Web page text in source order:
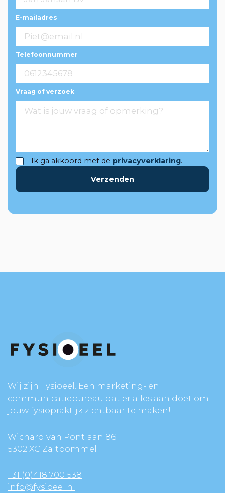
E-mailadres
Telefoonnummer
Vraag of verzoek
Ik ga akkoord met de privacyverklaring.
Verzenden
Wij zijn Fysioeel. Een marketing- en
communicatiebureau dat er alles aan doet om
jouw fysiopraktijk zichtbaar te maken!
Wichard van Pontlaan 86
5302 XC Zaltbommel
+31 (0)418 700 538
info@fysioeel.nl